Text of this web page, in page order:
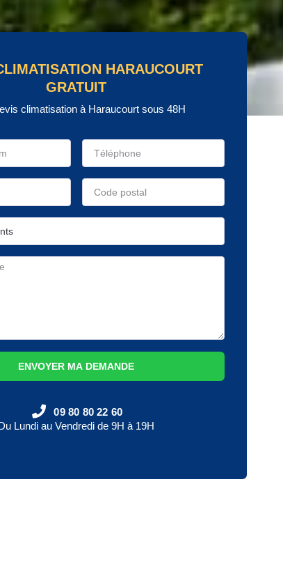
HARAUCOURT
GRATUIT
climatisation à Haraucourt sous 48H
ENVOYER MA DEMANDE
09 80 80 22 60
Lundi au Vendredi de 9H à 19H